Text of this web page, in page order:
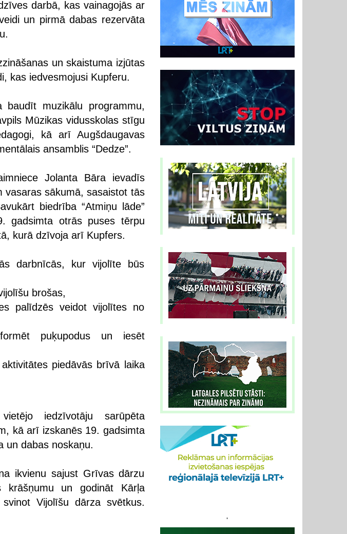
darbā, kas vainagojās ar
un pirmā dabas rezervāta
un skaistuma izjūtas
kas iedvesmojusi Kupferu.
baudīt muzikālu programmu,
Mūzikas vidusskolas stīgu
kā arī Augšdaugavas
ansamblis “Dedze”.
Jolanta Bāra ievadīs
vasaras sākumā, sasaistot tās
biedrība “Atmiņu lāde”
gadsimta otrās puses tērpu
kurā dzīvoja arī Kupfers.
darbnīcās, kur vijolīte būs
brošas,
palīdzēs veidot vijolītes no
puķupodus un iesēt
piedāvās brīvā laika
iedzīvotāju sarūpēta
kā arī izskanēs 19. gadsimta
un dabas noskaņu.
ikvienu sajust Grīvas dārzu
krāšņumu un godināt Kārļa
Vijolīšu dārza svētkus.
'